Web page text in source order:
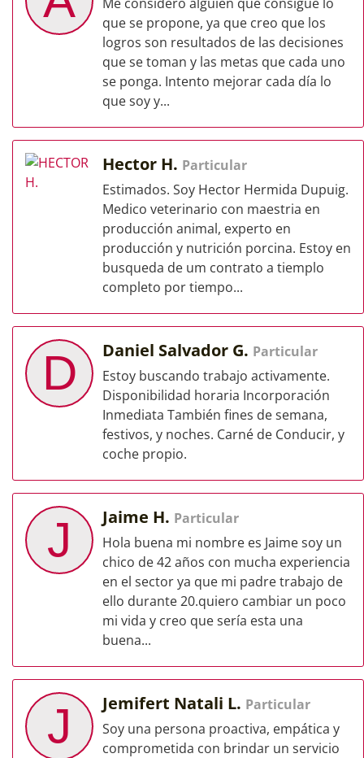
que se propone, ya que creo que los
logros son resultados de las decisiones
que se toman y las metas que cada uno
se ponga. Intento mejorar cada día lo
que soy y...
Hector H. Particular
Estimados. Soy Hector Hermida Dupuig.
Medico veterinario con maestria en
producción animal, experto en
producción y nutrición porcina. Estoy en
busqueda de um contrato a tiemplo
completo por tiempo...
D Daniel Salvador G. Particular
Estoy buscando trabajo activamente.
Disponibilidad horaria Incorporación
Inmediata También fines de semana,
festivos, y noches. Carné de Conducir, y
coche propio.
J Jaime H. Particular
Hola buena mi nombre es Jaime soy un
chico de 42 años con mucha experiencia
en el sector ya que mi padre trabajo de
ello durante 20.quiero cambiar un poco
mi vida y creo que sería esta una
buena...
J Jemifert Natali L. Particular
Soy una persona proactiva, empática y
comprometida con brindar un servicio